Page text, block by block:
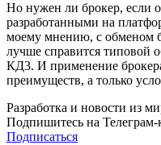
Но нужен ли брокер, если
разработанными на
моему мнению, с обменом
лучше справится
КД3. И применение
преимуществ, а только
Разработка и новости из
Подпишитесь на Телеграм-
Подписаться